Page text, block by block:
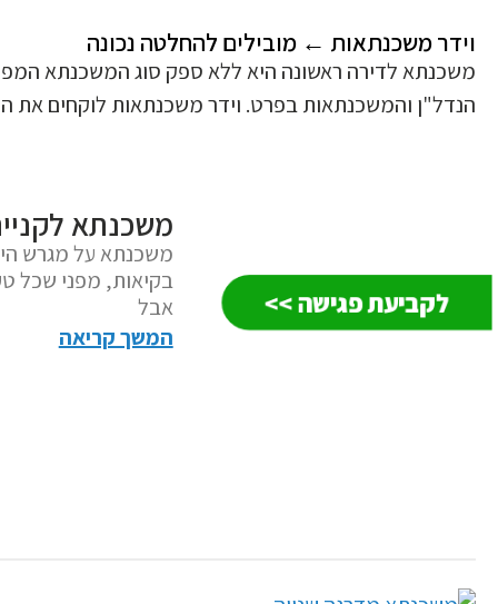
לקביעת פגישה >>
וידר משכנתאות ← מובילים להחלטה נכונה
משכנתא לדירה ראשונה היא ללא ספק סוג המשכנתא
הנדל"ן והמשכנתאות בפרט. וידר משכנתאות לוקחים את
משכנתא
משכנתא על מגרש
בקיאות, מפני שכל
אבל
המשך קריאה